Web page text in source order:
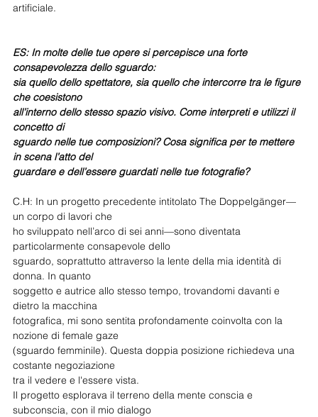
artificiale.
ES: In molte delle tue opere si percepisce una forte
consapevolezza dello sguardo:
sia quello dello spettatore, sia quello che intercorre tra le figure
che coesistono
all’interno dello stesso spazio visivo. Come interpreti e utilizzi il
concetto di
sguardo nelle tue composizioni? Cosa significa per te mettere
in scena l’atto del
guardare e dell’essere guardati nelle tue fotografie?
C.H: In un progetto precedente intitolato The Doppelgänger—
un corpo di lavori che
ho sviluppato nell’arco di sei anni—sono diventata
particolarmente consapevole dello
sguardo, soprattutto attraverso la lente della mia identità di
donna. In quanto
soggetto e autrice allo stesso tempo, trovandomi davanti e
dietro la macchina
fotografica, mi sono sentita profondamente coinvolta con la
nozione di female gaze
(sguardo femminile). Questa doppia posizione richiedeva una
costante negoziazione
tra il vedere e l'essere vista.
Il progetto esplorava il terreno della mente conscia e
subconscia, con il mio dialogo